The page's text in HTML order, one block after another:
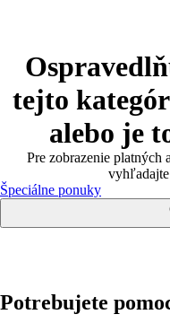
tejto
alebo je
Pre zobrazenie platných
Špeciálne ponuky
Potrebujete